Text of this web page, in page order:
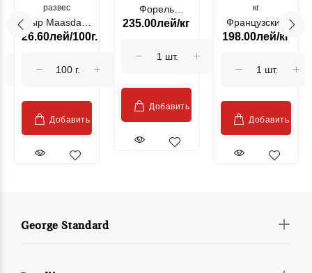
развес
Сыр Maasdam
Sublime Cow
26.60лей/100г.
Добавить
Форель
лососевая
Moldovenesc"
235.00лей/кг
Добавить
кг
Французский
гриль, кг
198.00лей/кг
Добавить
George Standard